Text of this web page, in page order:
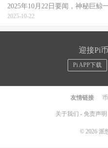
2025年10月22日要闻，神秘巨鲸
2025-10-22
迎接Pi
Pi APP下载
友情链接
关于我们 - 免责声明
© 2026 派